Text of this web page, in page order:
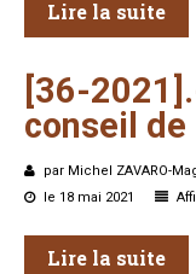
Lire la suite
[36-
conseil de
par Michel ZAVARO-
le 18 mai 2021
Lire la suite